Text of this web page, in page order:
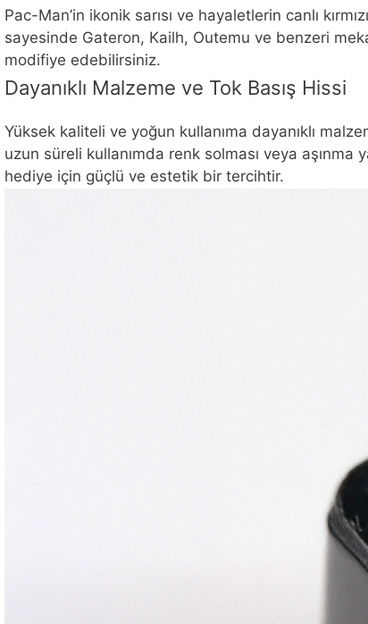
Pac-Man’in ikonik sarısı ve hayaletlerin canlı
sayesinde Gateron, Kailh, Outemu ve benzeri
modifiye edebilirsiniz.
Dayanıklı Malzeme ve Tok Basış Hissi
Yüksek kaliteli ve yoğun kullanıma dayanıklı
uzun süreli kullanımda renk solması veya
hediye için güçlü ve estetik bir tercihtir.